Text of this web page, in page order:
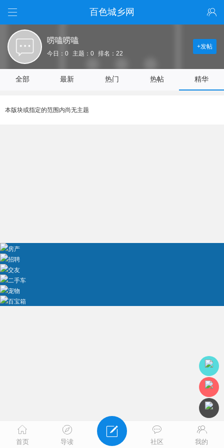
百色城乡网
唠嗑唠嗑
今日：0 主题：0 排名：22
+发帖
全部 最新 热门 热帖 精华
本版块或指定的范围内尚无主题
房产
招聘
交友
二手车
宠物
百宝箱
首页 导读 社区 我的